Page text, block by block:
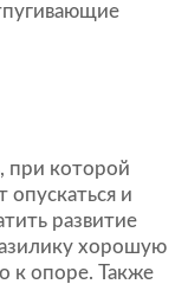
при которой
опускаться и
развитие
хорошую
к опоре. Также